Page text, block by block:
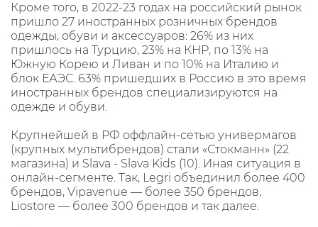
Кроме того, в 2022-23 годах на российский рынок
пришло 27 иностранных розничных брендов
одежды, обуви и аксессуаров: 26% из них
пришлось на Турцию, 23% на КНР, по 13% на
Южную Корею и Ливан и по 10% на Италию и
блок ЕАЭС. 63% пришедших в Россию в это время
иностранных брендов специализируются на
одежде и обуви.
Крупнейшей в РФ оффлайн-сетью универмагов
(крупных мультибрендов) стали «Стокманн» (22
магазина) и Slava - Slava Kids (10). Иная ситуация в
онлайн-сегменте. Так, Legri объединил более 400
брендов, Vipavenue — более 350 брендов,
Liostore — более 300 брендов и так далее.